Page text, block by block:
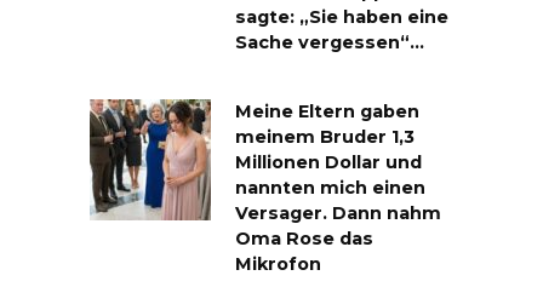
sagte: „Sie haben eine
Sache vergessen“…
Meine Eltern gaben
meinem Bruder 1,3
Millionen Dollar und
nannten mich einen
Versager. Dann nahm
Oma Rose das
Mikrofon